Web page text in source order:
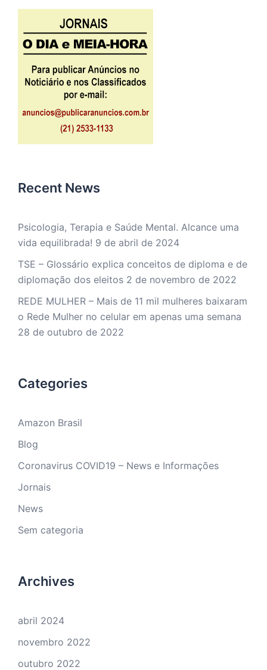
Recent News
Psicologia, Terapia e Saúde Mental. Alcance uma
vida equilibrada! 9 de abril de 2024
TSE – Glossário explica conceitos de diploma e de
diplomação dos eleitos 2 de novembro de 2022
REDE MULHER – Mais de 11 mil mulheres baixaram
o Rede Mulher no celular em apenas uma semana
28 de outubro de 2022
Categories
Amazon Brasil
Blog
Coronavirus COVID19 – News e Informações
Jornais
News
Sem categoria
Archives
abril 2024
novembro 2022
outubro 2022